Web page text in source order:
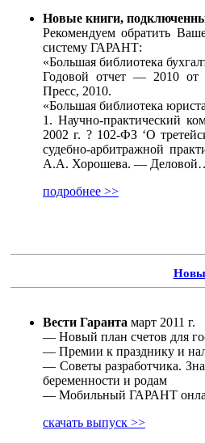
Новые книги,
Рекомендуем обратить
систему ГАРАНТ:
«Большая библиотека
Годовой отчет — 2010 от
Пресс, 2010.
«Большая библиотека
1. Научно-практический
2002 г. ? 102-ФЗ ‘О
судебно-арбитражной
А.А. Хорошева. —
подробнее >>
Вести Гаранта март 2011 г.
— Новый план счетов для
— Премии к празднику и
— Советы разработчика.
беременности и родам
— Мобильный ГАРАНТ
скачать выпуск >>